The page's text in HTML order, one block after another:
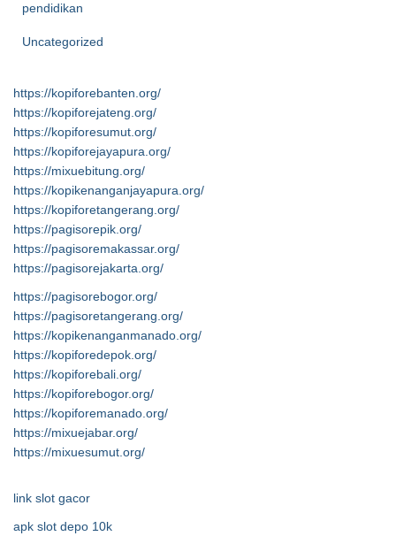
pendidikan
Uncategorized
https://kopiforebanten.org/
https://kopiforejateng.org/
https://kopiforesumut.org/
https://kopiforejayapura.org/
https://mixuebitung.org/
https://kopikenanganjayapura.org/
https://kopiforetangerang.org/
https://pagisorepik.org/
https://pagisoremakassar.org/
https://pagisorejakarta.org/
https://pagisorebogor.org/
https://pagisoretangerang.org/
https://kopikenanganmanado.org/
https://kopiforedepok.org/
https://kopiforebali.org/
https://kopiforebogor.org/
https://kopiforemanado.org/
https://mixuejabar.org/
https://mixuesumut.org/
link slot gacor
apk slot depo 10k